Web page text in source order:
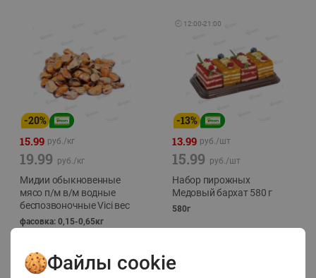
-20%
15.99 руб./кг
19.99 руб./кг
Мидии обыкновенные
мясо п/м в/м водные
беспозвоночные Vici вес
фасовка: 0,15-0,65кг
🕘 12:00-21:00
-13%
13.99 руб./шт
15.99 руб./шт
Набор пирожных
Медовый бархат 580 г
580г
Файлы cookie